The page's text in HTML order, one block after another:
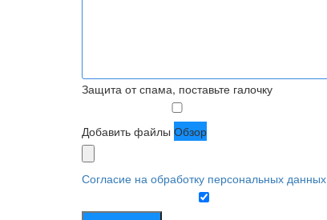
Защита от спама, поставьте галочку
Добавить файлы Обзор
Согласие на обработку персональных данных